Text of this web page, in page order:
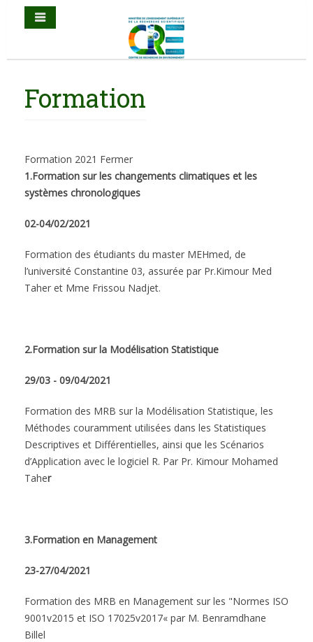
Formation
Formation 2021 Fermer
1.Formation sur les changements climatiques et les
systèmes chronologiques
02-04/02/2021
Formation des étudiants du master MEHmed, de
l’université Constantine 03, assurée par Pr.Kimour Med
Taher et Mme Frissou Nadjet.
2.Formation sur la Modélisation Statistique
29/03 - 09/04/2021
Formation des MRB sur la Modélisation Statistique, les
Méthodes couramment utilisées dans les Statistiques
Descriptives et Différentielles, ainsi que les Scénarios
d’Application avec le logiciel R. Par Pr. Kimour Mohamed
Taher
3.Formation en Management
23-27/04/2021
Formation des MRB en Management sur les "Normes ISO
9001v2015 et ISO 17025v2017« par M. Benramdhane
Billel